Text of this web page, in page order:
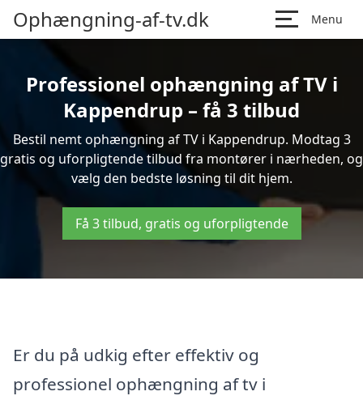
Ophængning-af-tv.dk Menu
Professionel ophængning af TV i
Kappendrup – få 3 tilbud
Bestil nemt ophængning af TV i Kappendrup. Modtag 3
gratis og uforpligtende tilbud fra montører i nærheden, og
vælg den bedste løsning til dit hjem.
Få 3 tilbud, gratis og uforpligtende
Er du på udkig efter effektiv og
professionel ophængning af tv i